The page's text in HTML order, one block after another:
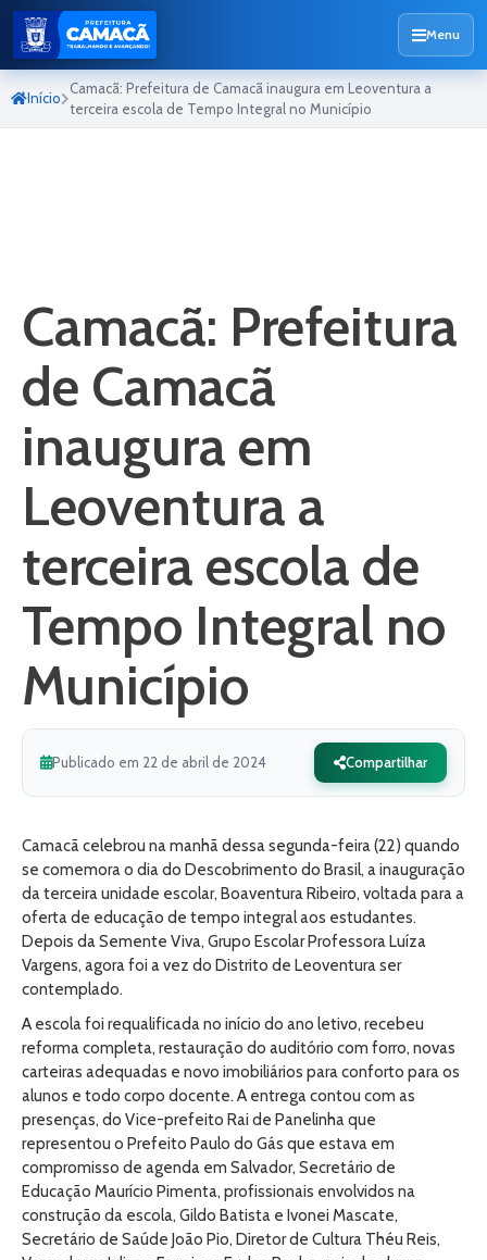
Menu
Início
Camacã: Prefeitura de Camacã inaugura em Leoventura a
terceira escola de Tempo Integral no Município
Camacã: Prefeitura
de Camacã
inaugura em
Leoventura a
terceira escola de
Tempo Integral no
Município
Publicado em 22 de abril de 2024 Compartilhar
Camacã celebrou na manhã dessa segunda-feira (22) quando
se comemora o dia do Descobrimento do Brasil, a inauguração
da terceira unidade escolar, Boaventura Ribeiro, voltada para a
oferta de educação de tempo integral aos estudantes.
Depois da Semente Viva, Grupo Escolar Professora Luíza
Vargens, agora foi a vez do Distrito de Leoventura ser
contemplado.
A escola foi requalificada no início do ano letivo, recebeu
reforma completa, restauração do auditório com forro, novas
carteiras adequadas e novo imobiliários para conforto para os
alunos e todo corpo docente. A entrega contou com as
presenças, do Vice-prefeito Rai de Panelinha que
representou o Prefeito Paulo do Gás que estava em
compromisso de agenda em Salvador, Secretário de
Educação Maurício Pimenta, profissionais envolvidos na
construção da escola, Gildo Batista e Ivonei Mascate,
Secretário de Saúde João Pio, Diretor de Cultura Théu Reis,